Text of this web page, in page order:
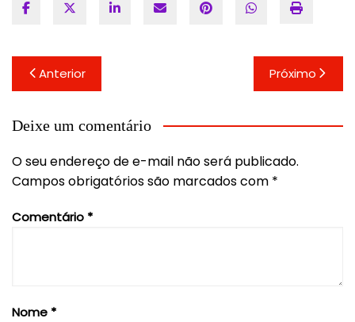
Navegação
de
Post
Anterior Próximo
Deixe um comentário
O seu endereço de e-mail não será publicado.
Campos obrigatórios são marcados com *
Comentário *
Nome *